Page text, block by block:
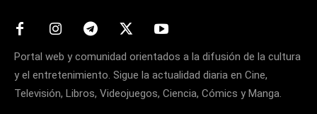
Portal web y comunidad orientados a la difusión de la cultura
y el entretenimiento. Sigue la actualidad diaria en Cine,
Televisión, Libros, Videojuegos, Ciencia, Cómics y Manga.